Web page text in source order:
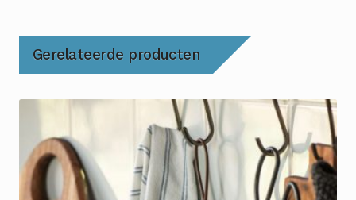
Gerelateerde producten